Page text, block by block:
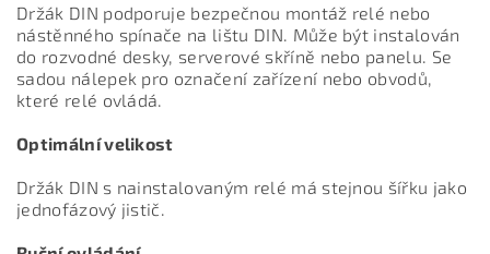
Držák DIN podporuje bezpečnou montáž relé nebo
nástěnného spínače na lištu DIN. Může být instalován
do rozvodné desky, serverové skříně nebo panelu. Se
sadou nálepek pro označení zařízení nebo obvodů,
které relé ovládá.
Optimální velikost
Držák DIN s nainstalovaným relé má stejnou šířku jako
jednofázový jistič.